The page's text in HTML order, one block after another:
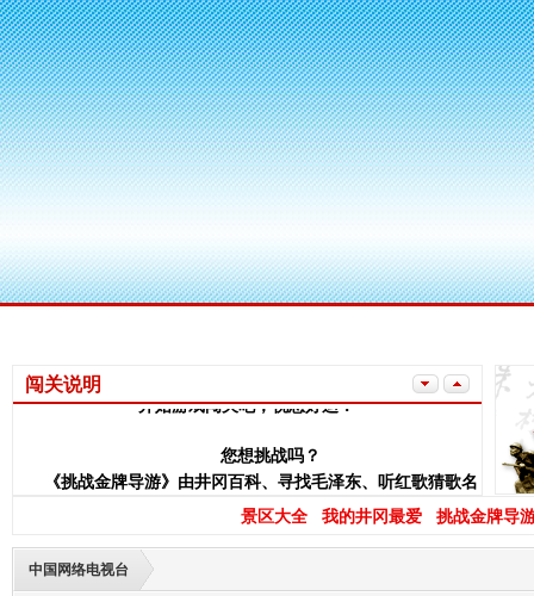
闯关说明
您想挑战吗？
《挑战金牌导游》由井冈百科、寻找毛泽东、听红歌猜歌名
用户，根据系统提示填写个人信息后……
开始游戏闯关吧，祝您好运！
您想挑战吗？
《挑战金牌导游》由井冈百科、寻找毛泽东、听红歌猜歌名
三个互动单元组成。每个环节的分值分别为30分、40分、30分，
三个环节累积的总分为100分，游戏之前您必须先注册为央视网
用户，根据系统提示填写个人信息后……
开始游戏闯关吧，祝您好运！
景区大全 我的井冈最爱 挑战金牌
中国网络电视台